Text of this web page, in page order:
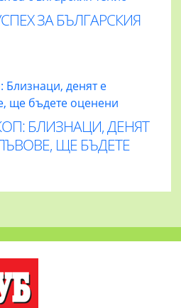
ЗА БЪЛГАРСКИЯ
БЛИЗНАЦИ, ДЕНЯТ
ЩЕ БЪДЕТЕ